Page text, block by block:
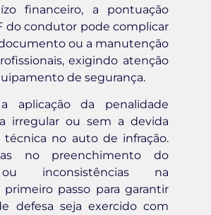
financeiro, a pontuação
do condutor pode complicar
ou a manutenção
exigindo atenção
de segurança.
aplicação da penalidade
irregular ou sem a devida
técnica no auto de infração.
no preenchimento do
inconsistências na
passo para garantir
defesa seja exercido com